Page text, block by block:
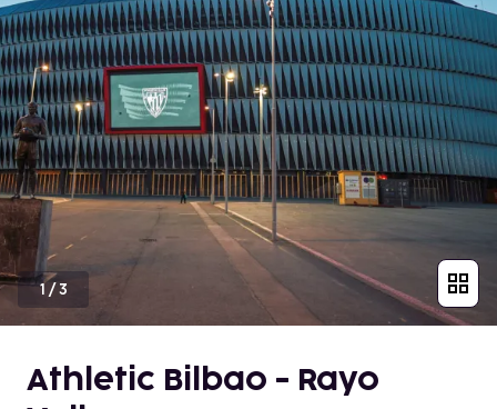
1/3
Athletic Bilbao - Rayo